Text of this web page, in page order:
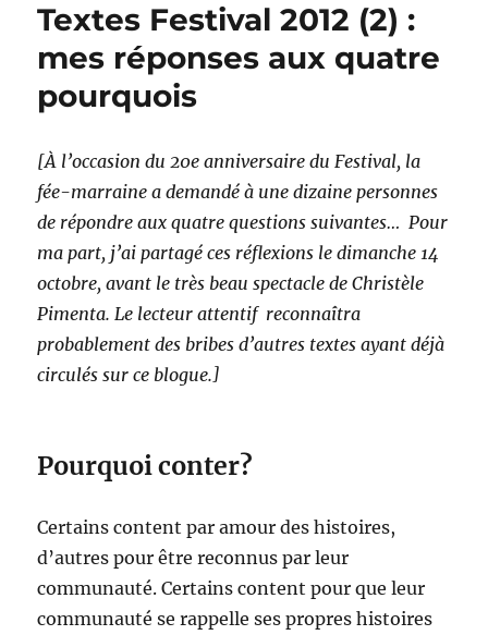
(3)
le
des
de
l’est
Textes Festival 2012 (2) :
mes réponses aux quatre
pourquois
[À l’occasion du 20e anniversaire du Festival, la
fée-marraine a demandé à une dizaine personnes
de répondre aux quatre questions suivantes… Pour
ma part, j’ai partagé ces réflexions le dimanche 14
octobre, avant le très beau spectacle de Christèle
Pimenta. Le lecteur attentif reconnaîtra
probablement des bribes d’autres textes ayant déjà
circulés sur ce blogue.]
Pourquoi conter?
Certains content par amour des histoires,
d’autres pour être reconnus par leur
communauté. Certains content pour que leur
communauté se rappelle ses propres histoires